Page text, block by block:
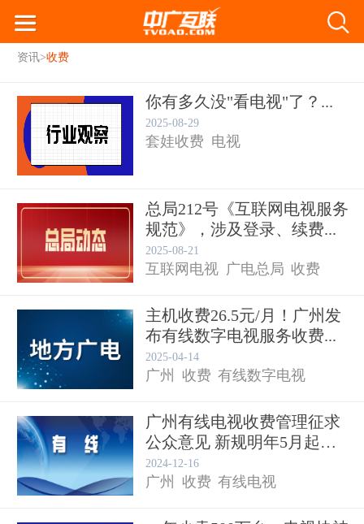
资讯>收费
你有多久没"看电视"了？...
2025-08-29
套娃收费 电视
总局212号《互联网电视服务
规范》，涉及登录、续费...
2025-08-21
互联网电视 广电总局 收费
主机收费26.5元/月！广州发
布有线数字电视服务收费...
2025-04-14
广州 收费 有线数字电视
广州有线电视收费管理征求
公众意见 新规明年5月起施
行...
2024-12-16
广州 收费 有线电视